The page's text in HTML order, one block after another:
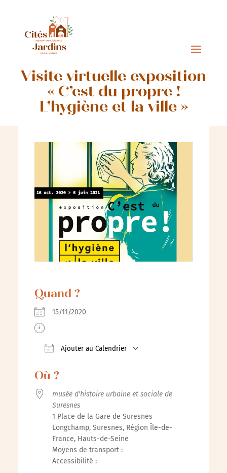
Visite virtuelle exposition
« C’est du propre !
L’hygiène et la ville »
Quand ?
15/11/2020
Ajouter au Calendrier
Où ?
musée d'histoire urbaine et sociale de
Suresnes
1 Place de la Gare de Suresnes
Longchamp, Suresnes, Région Île-de-
France, Hauts-de-Seine
Moyens de transport :
Accessibilité :